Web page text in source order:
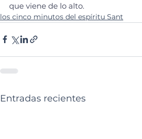
que viene de lo alto.
los cinco minutos del espíritu Sant
Entradas recientes